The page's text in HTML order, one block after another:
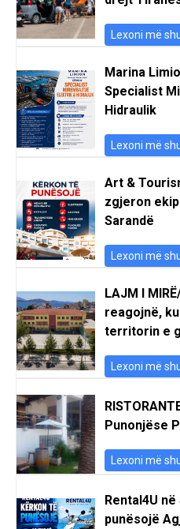
Lexoni më
Marina
Specialist
Hidraulik
Lexoni më
Art &
zgjeron
Sarandë
Lexoni më
LAJM I
reagojnë,
territorin e
Lexoni më
Punonjëse
Lexoni më
Rental4U
punësojë